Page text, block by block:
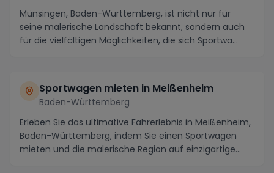
Münsingen, Baden-Württemberg, ist nicht nur für
seine malerische Landschaft bekannt, sondern auch
für die vielfältigen Möglichkeiten, die sich Sportwa...
Sportwagen mieten in Meißenheim
Baden-Württemberg
Erleben Sie das ultimative Fahrerlebnis in Meißenheim,
Baden-Württemberg, indem Sie einen Sportwagen
mieten und die malerische Region auf einzigartige...